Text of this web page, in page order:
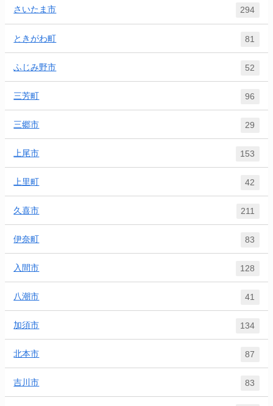
さいたま市 294
ときがわ町 81
ふじみ野市 52
三芳町 96
三郷市 29
上尾市 153
上里町 42
久喜市 211
伊奈町 83
入間市 128
八潮市 41
加須市 134
北本市 87
吉川市 83